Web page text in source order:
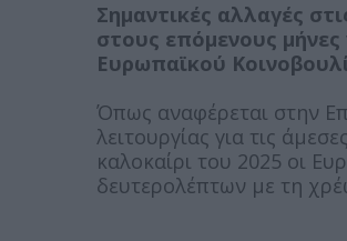
Σημαντικές αλλαγές
στους επόμενους
Ευρωπαϊκού
Όπως αναφέρεται στην
λειτουργίας για τις
καλοκαίρι του 2025 οι
δευτερολέπτων με τη